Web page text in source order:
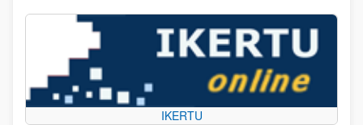
IKERTU